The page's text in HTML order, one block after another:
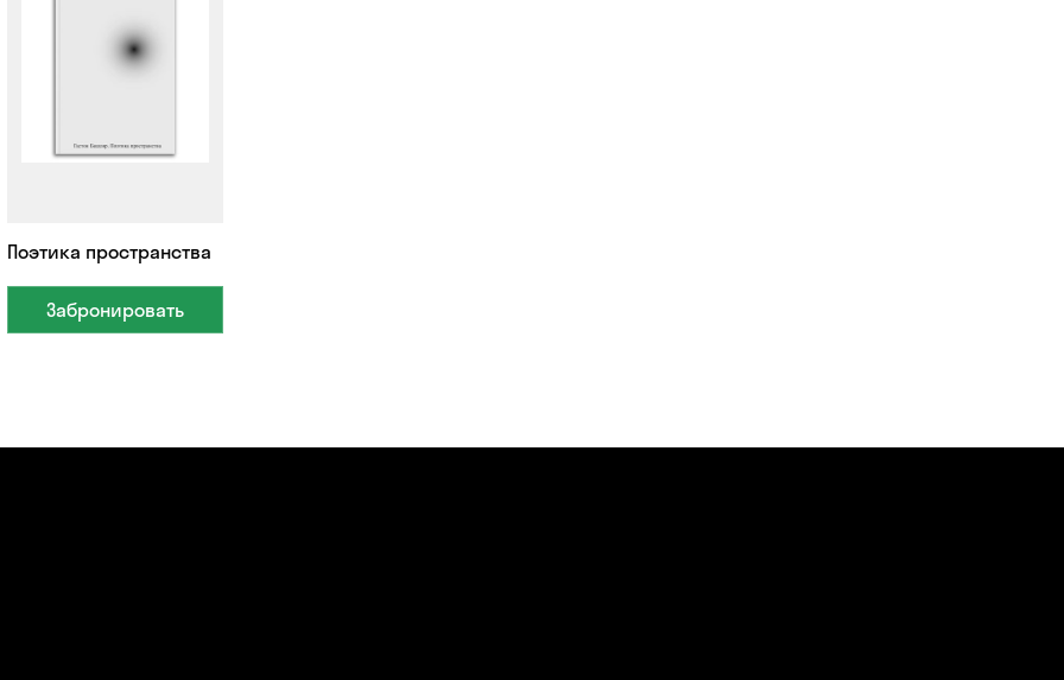
Поэтика пространства
Забронировать